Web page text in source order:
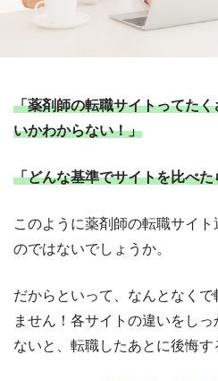
「薬剤師の転職サイトってた
いかわからない！」
「どんな基準でサイトを比べ
このように薬剤師の転職サイ
のではないでしょうか。
だからといって、なんとなく
ません！各サイトの違いをし
ないと、転職したあとに後悔す